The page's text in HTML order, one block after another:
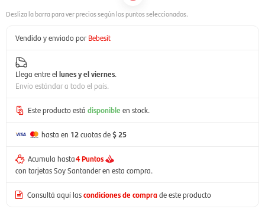
Vendido y enviado por Bebesit
Llega entre el lunes y el viernes.
Envío estándar a todo el país.
Este producto está disponible en stock.
hasta en 12cuotas de$ 25
Acumula hasta4 Puntos
con tarjetas Soy Santander en esta compra.
Consultá aquí lascondiciones de comprade este producto